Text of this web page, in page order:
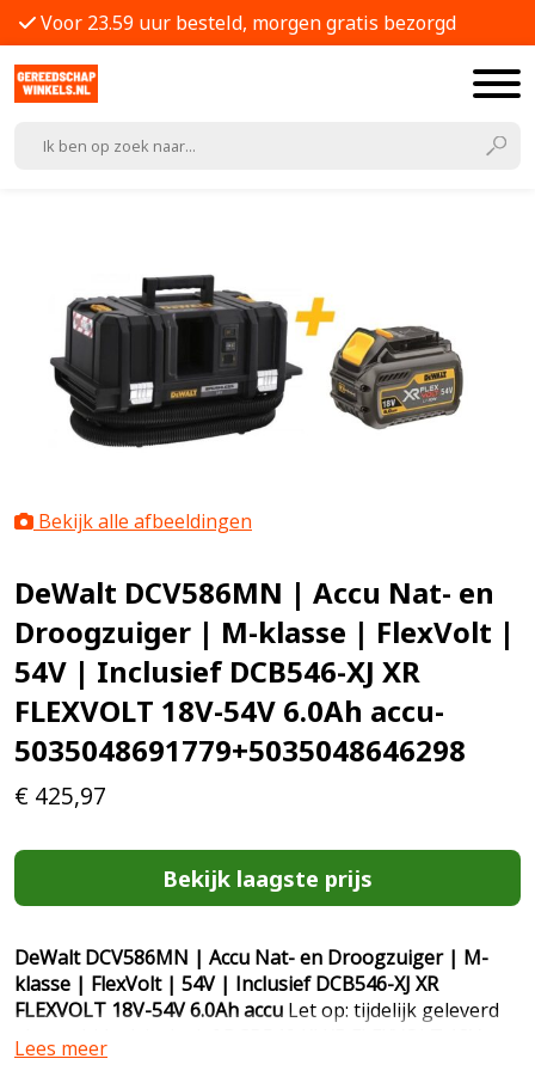
Voor 23.59 uur besteld, morgen gratis bezorgd
Bekijk alle afbeeldingen
DeWalt DCV586MN | Accu Nat- en
Droogzuiger | M-klasse | FlexVolt |
54V | Inclusief DCB546-XJ XR
FLEXVOLT 18V-54V 6.0Ah accu-
5035048691779+5035048646298
€ 425,97
Bekijk laagste prijs
DeWalt DCV586MN | Accu Nat- en Droogzuiger | M-
klasse | FlexVolt | 54V | Inclusief DCB546-XJ XR
FLEXVOLT 18V-54V 6.0Ah accu Let op: tijdelijk geleverd
als combideal, inclusief DCB546-XJ XR FLEXVOLT 18V-
54V 6.0Ah accu! Bijzondere kenmerken * Krachtige
Lees meer